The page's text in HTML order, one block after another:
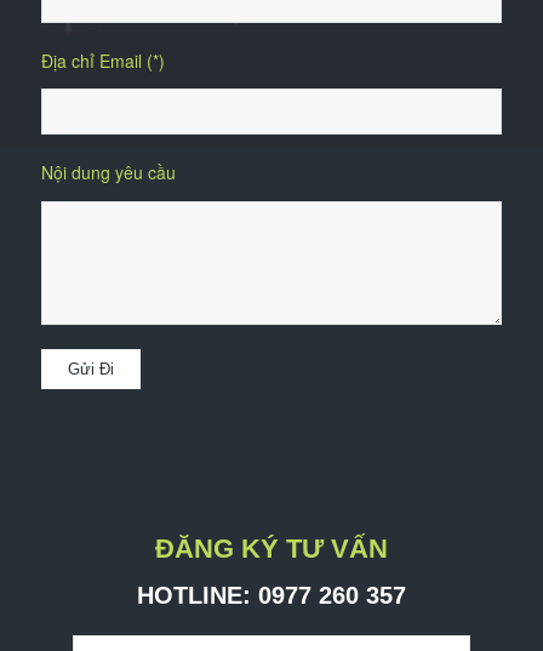
Địa chỉ Email (*)
Nội dung yêu cầu
ĐĂNG KÝ TƯ VẤN
HOTLINE: ​0977 260 357